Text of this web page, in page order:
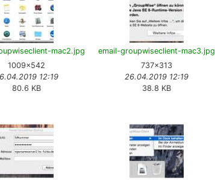
mac2.jpg
1009×542
12:19
80.6 KB
email-groupwiseclient-mac3.jpg
737×313
26.04.2019 12:19
38.8 KB